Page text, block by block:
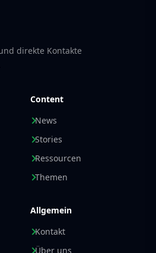
direkte Kontakte
Content
News
Stories
Ressourcen
Themen
Allgemein
Kontakt
Über uns